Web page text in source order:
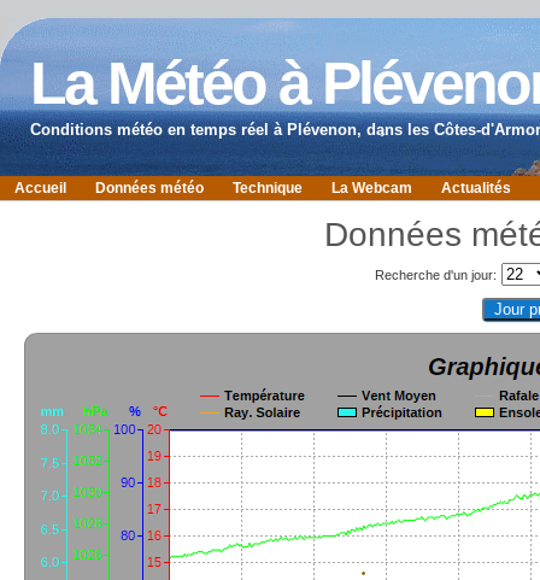
La Météo à
Conditions météo en temps réel à Plévenon, dans les Côtes-
Accueil Données météo Technique La Webcam Actualités
Données
Recherche d'un jour: